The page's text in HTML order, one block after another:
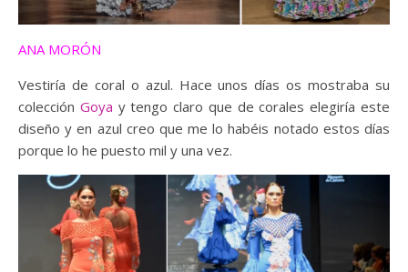
ANA MORÓN
Vestiría de coral o azul. Hace unos días os mostraba su
colección Goya y tengo claro que de corales elegiría este
diseño y en azul creo que me lo habéis notado estos días
porque lo he puesto mil y una vez.